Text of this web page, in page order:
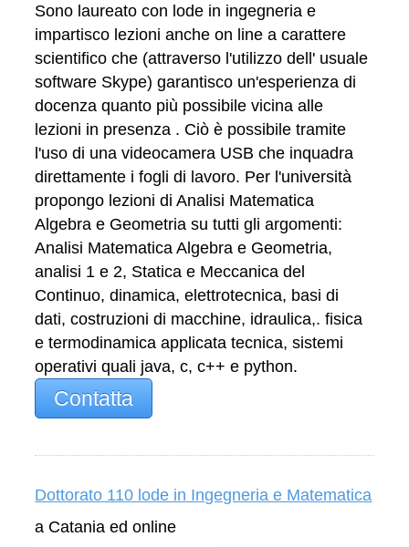
Sono laureato con lode in ingegneria e
impartisco lezioni anche on line a carattere
scientifico che (attraverso l'utilizzo dell' usuale
software Skype) garantisco un'esperienza di
docenza quanto più possibile vicina alle
lezioni in presenza . Ciò è possibile tramite
l'uso di una videocamera USB che inquadra
direttamente i fogli di lavoro. Per l'università
propongo lezioni di Analisi Matematica
Algebra e Geometria su tutti gli argomenti:
Analisi Matematica Algebra e Geometria,
analisi 1 e 2, Statica e Meccanica del
Continuo, dinamica, elettrotecnica, basi di
dati, costruzioni di macchine, idraulica,. fisica
e termodinamica applicata tecnica, sistemi
operativi quali java, c, c++ e python.
Contatta
Dottorato 110 lode in Ingegneria e Matematica
a Catania ed online